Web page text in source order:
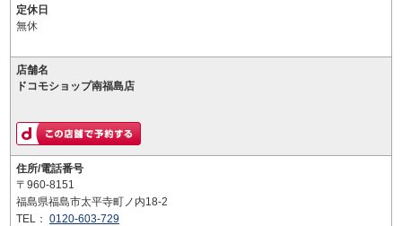
定休日
無休
店舗名
ドコモショップ南福島店
住所/電話番号
〒960-8151
福島県福島市太平寺町ノ内18-2
TEL： 0120-603-729